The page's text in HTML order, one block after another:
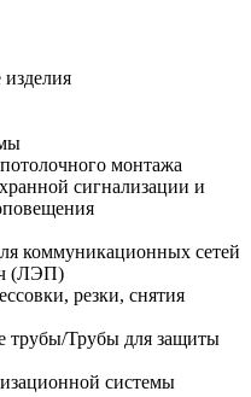
монтажа
сигнализации и
коммуникационных сетей
(ЛЭП)
резки, снятия
трубы/Трубы для защиты
системы